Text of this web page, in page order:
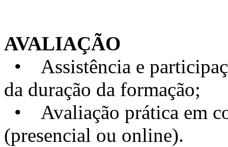
AVALIAÇÃO
• Assistência e
da duração da formação;
• Avaliação prática em
(presencial ou online).